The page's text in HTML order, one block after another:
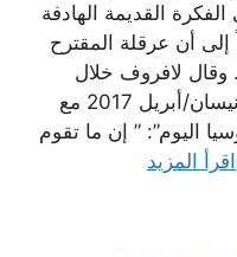
القديمة الهادفة
إلى أن عرقلة المقترح
وقال لافروف خلال
مؤتمر صحفي اليوم الجمعة 21 نيسان/أبريل 2017 مع
اليوم”: ” إن ما تقوم
اقرأ المزيد